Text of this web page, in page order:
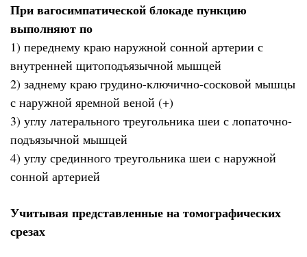
При вагосимпатической блокаде пункцию
выполняют по
1) переднему краю наружной сонной артерии с
внутренней щитоподъязычной мышцей
2) заднему краю грудино-ключично-сосковой мышцы
с наружной яремной веной (+)
3) углу латерального треугольника шеи с лопаточно-
подъязычной мышцей
4) углу срединного треугольника шеи с наружной
сонной артерией
Учитывая представленные на томографических
срезах